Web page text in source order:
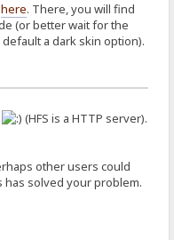
here. There, you will find
(or better wait for the
a dark skin option).
(HFS is a HTTP server).
other users could
has solved your problem.